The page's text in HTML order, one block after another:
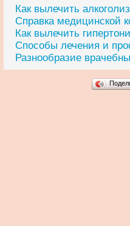
Как вылечить
Справка медицинской
Как вылечить
Способы лечения и
Разнообразие